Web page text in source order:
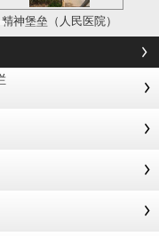
精神堡垒（人民医院）